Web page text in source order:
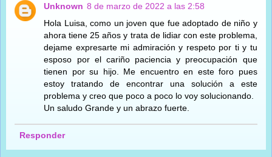
Unknown 8 de marzo de 2022 a las 2:58
Hola Luisa, como un joven que fue adoptado de niño y
ahora tiene 25 años y trata de lidiar con este problema,
dejame expresarte mi admiración y respeto por ti y tu
esposo por el cariño paciencia y preocupación que
tienen por su hijo. Me encuentro en este foro pues
estoy tratando de encontrar una solución a este
problema y creo que poco a poco lo voy solucionando.
Un saludo Grande y un abrazo fuerte.
Responder